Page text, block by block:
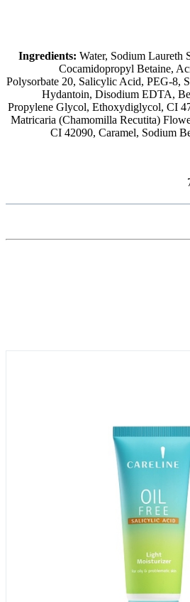
Ingredients: Water, Sodium Laureth
Cocamidopropyl Betaine,
Polysorbate 20, Salicylic Acid, PEG-8,
Hydantoin, Disodium EDTA,
Propylene Glycol, Ethoxydiglycol, CI
Matricaria (Chamomilla Recutita)
CI 42090, Caramel, Sodium